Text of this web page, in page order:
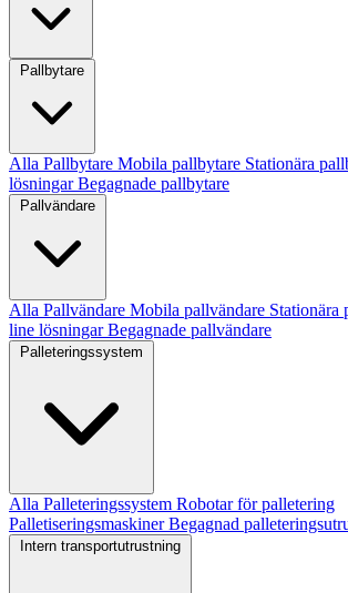
Pallbytare
Alla Pallbytare Mobila pallbytare Stationära
lösningarBegagnade pallbytare
Pallvändare
Alla Pallvändare Mobila pallvändare Stationära
line lösningarBegagnade pallvändare
Palleteringssystem
Alla Palleteringssystem Robotar för palletering
PalletiseringsmaskinerBegagnad
Intern transportutrustning